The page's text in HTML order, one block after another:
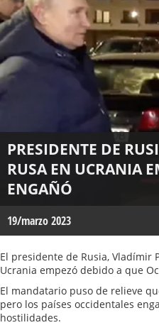
PRESIDENTE DE
RUSA EN UCRANIA
ENGAÑÓ
19/marzo 2023
El presidente de Rusia,
Ucrania empezó debido a que
El mandatario puso de relieve
pero los países occidentales
hostilidades.